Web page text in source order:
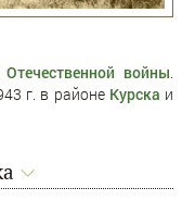
Отечественной войны.
г. в районе Курска и